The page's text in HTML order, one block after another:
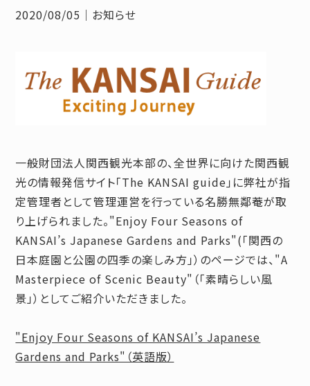
2020/08/05 ｜ お知らせ
一般財団法人関西観光本部の、全世界に向けた関西観
光の情報発信サイト「The KANSAI guide」に弊社が指
定管理者として管理運営を行っている名勝無鄰菴が取
り上げられました。"Enjoy Four Seasons of
KANSAI’s Japanese Gardens and Parks"(「関西の
日本庭園と公園の四季の楽しみ方」）のページでは、"A
Masterpiece of Scenic Beauty"（「素晴らしい風
景」）としてご紹介いただきました。
"Enjoy Four Seasons of KANSAI’s Japanese
Gardens and Parks"（英語版）